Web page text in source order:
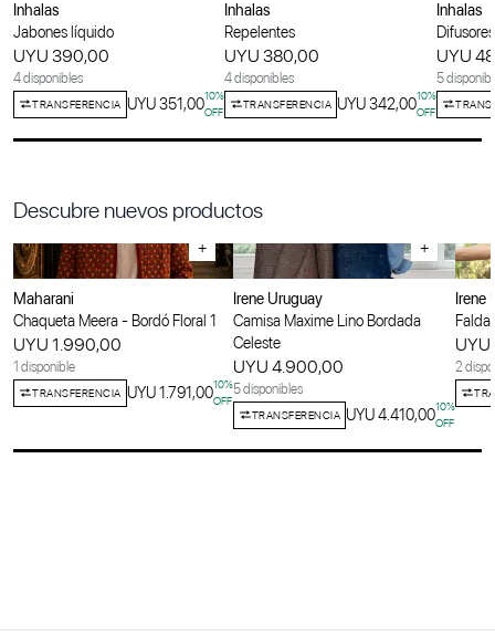
Inhalas
Jabones líquido
UYU 390,00
4 disponibles
TRANSFERENCIA UYU 351,0010%
OFF
Inhalas
Repelentes
UYU 380,00
4 disponibles
TRANSFERENCIA UYU 342,0010%
OFF
Inhalas
UYU
5
Descubre nuevos productos
+
Maharani
Chaqueta Meera - Bordó Floral 1
UYU 1.990,00
1 disponible
TRANSFERENCIA UYU 1.791,0010%
OFF
+
Irene Uruguay
Camisa Maxime Lino Bordada
Celeste
UYU 4.900,00
5 disponibles
TRANSFERENCIA UYU 4.410,0010%
OFF
Irene
Falda
2